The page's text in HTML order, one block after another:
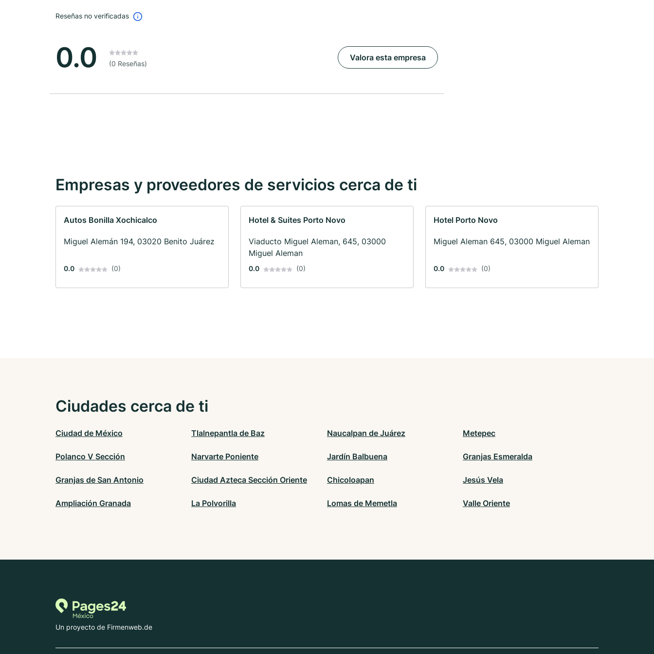
Reseñas no verificadas
0.0 (0 Reseñas)
Valora esta empresa
Empresas y proveedores de servicios cerca de ti
Autos Bonilla Xochicalco
Miguel Alemán 194, 03020 Benito Juárez
0.0 (0)
Hotel & Suites Porto Novo
Viaducto Miguel Aleman, 645, 03000
Miguel Aleman
0.0 (0)
Hotel Porto Novo
Miguel Aleman 645, 03000 Miguel Aleman
0.0 (0)
Ciudades cerca de ti
Ciudad de México Tlalnepantla de Baz Naucalpan de Juárez Metepec
Polanco V Sección Narvarte Poniente Jardín Balbuena Granjas Esmeralda
Granjas de San Antonio Ciudad Azteca Sección Oriente Chicoloapan Jesús Vela
Ampliación Granada La Polvorilla Lomas de Memetla Valle Oriente
Un proyecto de Firmenweb.de